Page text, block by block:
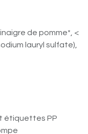
de pomme*, <
lauryl sulfate),
étiquettes PP